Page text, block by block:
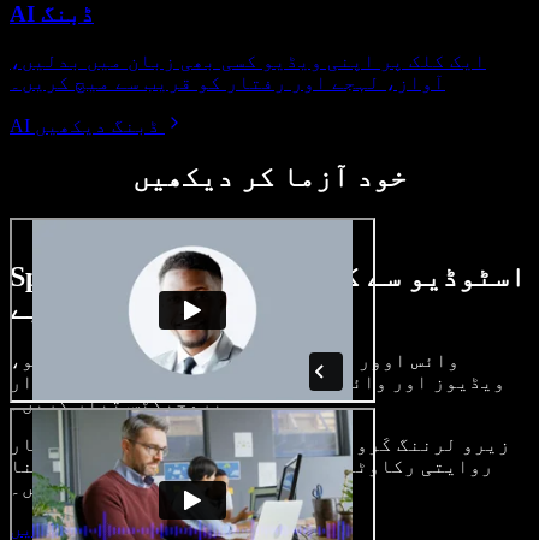
AI ڈبنگ
ایک کلک پر اپنی ویڈیو کسی بھی زبان میں بدلیں،
آواز، لہجے اور رفتار کو قریب سے میچ کریں۔
AI ڈبنگ دیکھیں
خود آزما کر دیکھیں
Speechify اسٹوڈیو سے کیا کچھ کر سکتے
ہیں، دیکھیے
وائس اوور بنائیں، رائلٹی فری امیجز، آڈیو،
ویڈیوز اور وائس کلون شامل کر کے بھرپور، شاندار
پروجیکٹس تیار کریں۔
زیرو لرننگ کَرو اور سب کچھ براؤزر میں، تخلیق کار
روایتی رکاوٹیں توڑ کر اپنے خیالات کو حقیقت بنا
سکتے ہیں۔
اسٹوڈیو شروع کریں